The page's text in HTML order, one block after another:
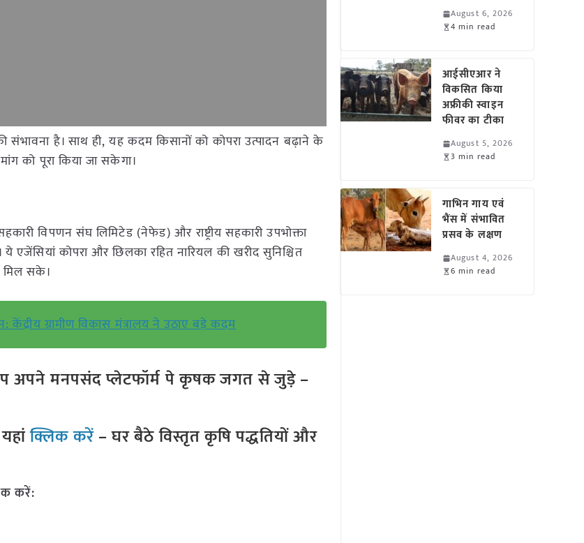
है। साथ ही, यह कदम किसानों को कोपरा उत्पादन बढ़ाने के
को पूरा किया जा सकेगा।
विपणन संघ लिमिटेड (नेफेड) और राष्ट्रीय सहकारी उपभोक्ता
कोपरा और छिलका रहित नारियल की खरीद सुनिश्चित
मिल सके।
ग्रामीण विकास मंत्रालय ने उठाए बड़े कदम
अपने मनपसंद प्लेटफॉर्म पे कृषक जगत से जुड़े –
क्लिक करें– घर बैठे विस्तृत कृषि पद्धतियों और
करें:
August 6, 2026
4 min read
आईसीएआर ने
विकसित किया
अफ्रीकी स्वाइन
फीवर का टीका
August 5, 2026
3 min read
गाभिन गाय एवं
भैंस में संभावित
प्रसव के लक्षण
August 4, 2026
6 min read